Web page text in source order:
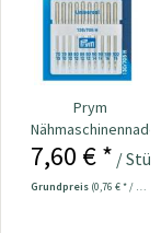
Prym
Nähmaschinennadeln
130/705
Universal...
7,60 € * / Stück
Grundpreis (0,76 € * / 1 Stück)